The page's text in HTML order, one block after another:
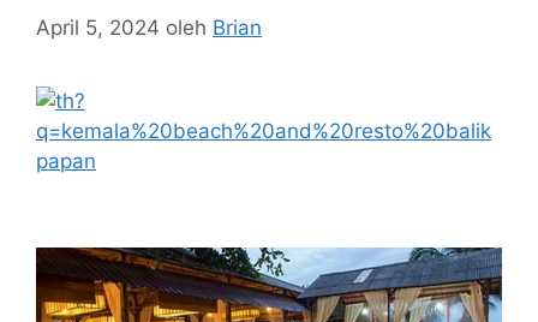
April 5, 2024 oleh Brian